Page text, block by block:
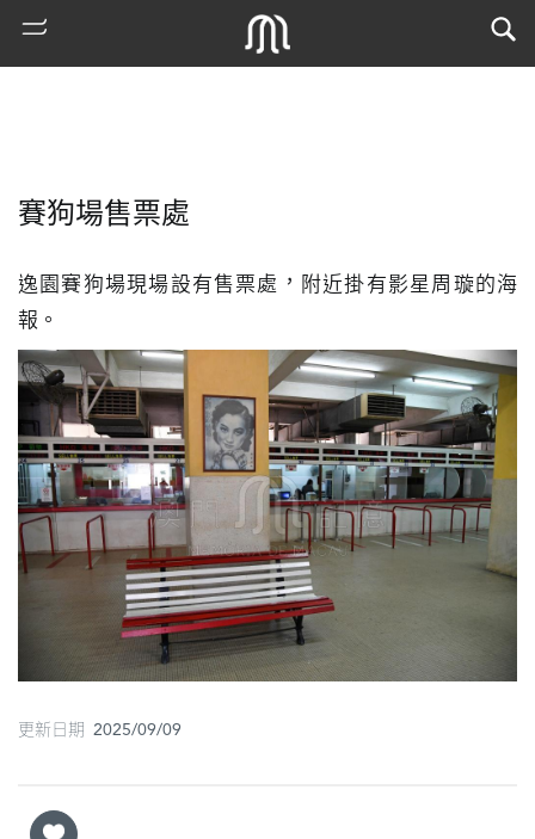
熱
搜
索
古
地
圖
廟
賽狗場售票處
逸園賽狗場現場設有售票處，附近掛有影星周璇的海
報。
更新日期 2025/09/09